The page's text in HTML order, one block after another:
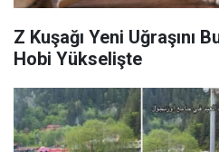
Z Kuşağı Yeni Uğraşını
Hobi Yükselişte